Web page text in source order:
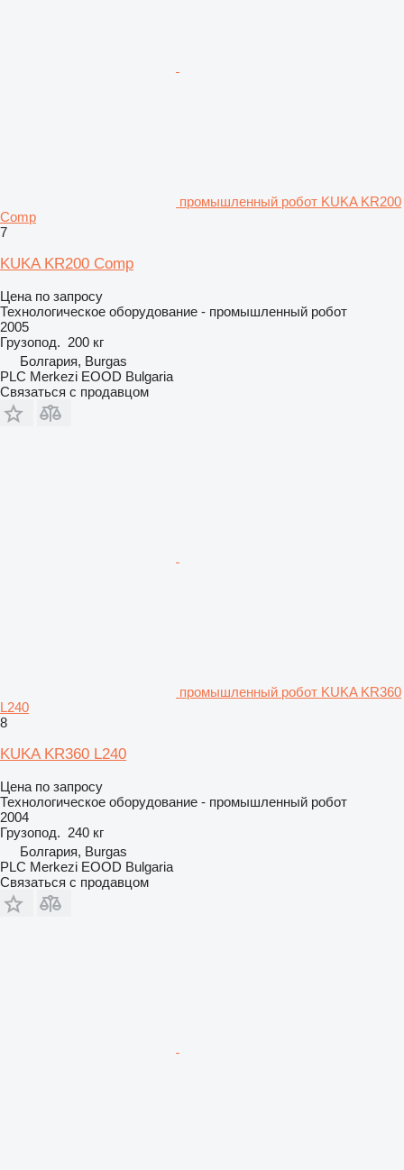
промышленный робот KUKA KR200
Comp
7
KUKA KR200 Comp
Цена по запросу
Технологическое оборудование - промышленный робот
2005
Грузопод. 200 кг
Болгария, Burgas
PLC Merkezi EOOD Bulgaria
Связаться с продавцом
промышленный робот KUKA KR360
L240
8
KUKA KR360 L240
Цена по запросу
Технологическое оборудование - промышленный робот
2004
Грузопод. 240 кг
Болгария, Burgas
PLC Merkezi EOOD Bulgaria
Связаться с продавцом